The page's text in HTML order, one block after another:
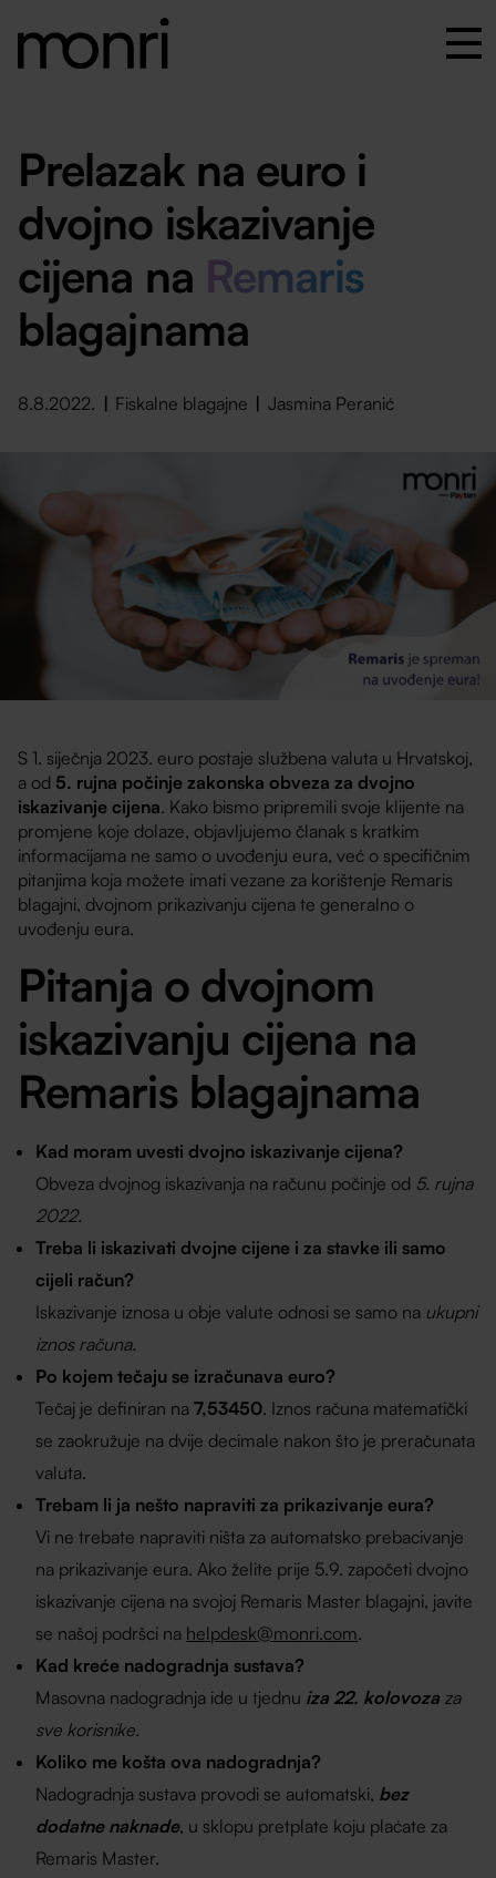
Prelazak na euro i
dvojno iskazivanje
cijena na Remaris
blagajnama
8.8.2022. Fiskalne blagajne Jasmina Peranić
S 1. siječnja 2023. euro postaje službena valuta u Hrvatskoj,
a od 5. rujna počinje zakonska obveza za dvojno
iskazivanje cijena. Kako bismo pripremili svoje klijente na
promjene koje dolaze, objavljujemo članak s kratkim
informacijama ne samo o uvođenju eura, već o specifičnim
pitanjima koja možete imati vezane za korištenje Remaris
blagajni, dvojnom prikazivanju cijena te generalno o
uvođenju eura.
Pitanja o dvojnom
iskazivanju cijena na
Remaris blagajnama
Kad moram uvesti dvojno iskazivanje cijena?
Obveza dvojnog iskazivanja na računu počinje od 5. rujna
2022.
Treba li iskazivati dvojne cijene i za stavke ili samo
cijeli račun?
Iskazivanje iznosa u obje valute odnosi se samo na ukupni
iznos računa.
Po kojem tečaju se izračunava euro?
Tečaj je definiran na7,53450. Iznos računa matematički
se zaokružuje na dvije decimale nakon što je preračunata
valuta.
Trebam li ja nešto napraviti za prikazivanje eura?
Vi ne trebate napraviti ništa za automatsko prebacivanje
na prikazivanje eura. Ako želite prije 5.9. započeti dvojno
iskazivanje cijena na svojoj Remaris Master blagajni, javite
se našoj podršci na helpdesk@monri.com.
Kad kreće nadogradnja sustava?
Masovna nadogradnja ide u tjednu iza 22. kolovoza za
sve korisnike.
Koliko me košta ova nadogradnja?
Nadogradnja sustava provodi se automatski, bez
dodatne naknade, u sklopu pretplate koju plaćate za
Remaris Master.